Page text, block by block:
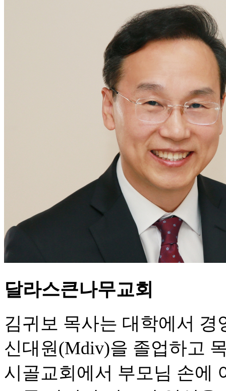
달라스큰나무교회
김귀보 목사는 대학에서
신대원(Mdiv)을 졸업하고
시골교회에서 부모님 손에